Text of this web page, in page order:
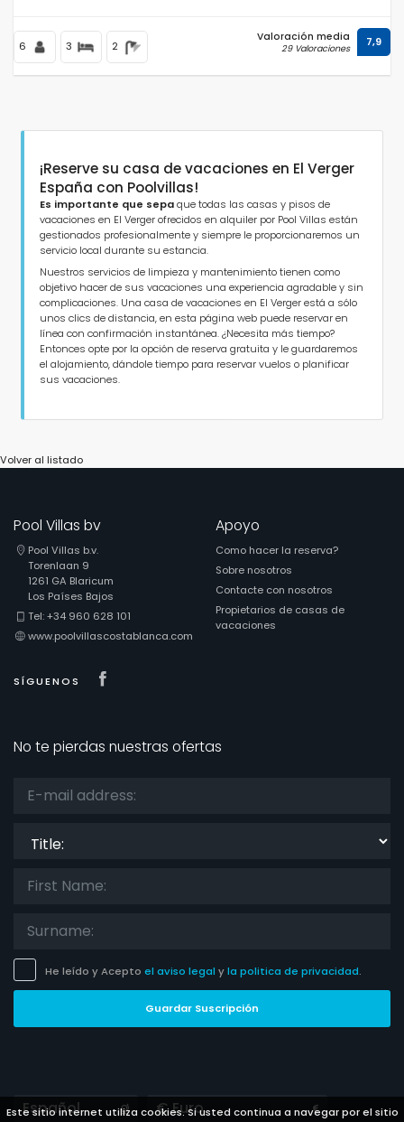
Este sitio internet utiliza cookies. Si usted continua a navegar por el sitio
6 3 2
Valoración media
29 Valoraciones 7,9
¡Reserve su casa de vacaciones en El Verger
España con Poolvillas!
Es importante que sepaque todas las casas y pisos de
vacaciones en El Verger ofrecidos en alquiler por Pool Villas están
gestionados profesionalmente y siempre le proporcionaremos un
servicio local durante su estancia.
Nuestros servicios de limpieza y mantenimiento tienen como
objetivo hacer de sus vacaciones una experiencia agradable y sin
complicaciones. Una casa de vacaciones en El Verger está a sólo
unos clics de distancia, en esta página web puede reservar en
línea con confirmación instantánea. ¿Necesita más tiempo?
Entonces opte por la opción de reserva gratuita y le guardaremos
el alojamiento, dándole tiempo para reservar vuelos o planificar
sus vacaciones.
Volver al listado
Pool Villas bv
Pool Villas b.v.
Torenlaan 9
1261 GA Blaricum
Los Países Bajos
Tel: +34 960 628 101
www.poolvillascostablanca.com
SÍGUENOS
Apoyo
Como hacer la reserva?
Sobre nosotros
Contacte con nosotros
Propietarios de casas de
vacaciones
No te pierdas nuestras ofertas
He leído y Acepto el aviso legal yla politica de privacidad.
Guardar Suscripción
Languages Currencies